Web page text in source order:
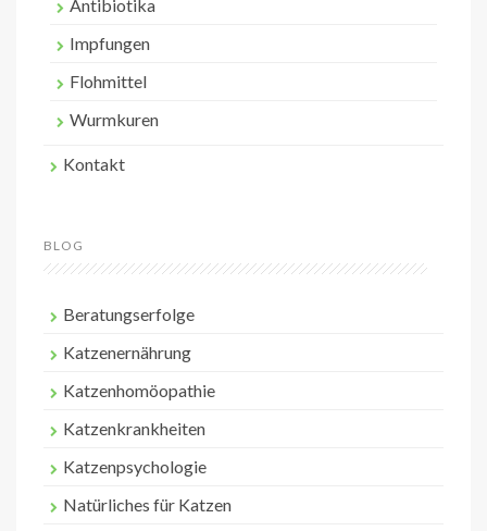
Antibiotika
Impfungen
Flohmittel
Wurmkuren
Kontakt
BLOG
Beratungserfolge
Katzenernährung
Katzenhomöopathie
Katzenkrankheiten
Katzenpsychologie
Natürliches für Katzen